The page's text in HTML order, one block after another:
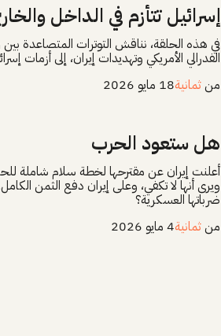
إسرائيل تتأزم في الداخل
في هذه الحلقة، نناقش التوترات المتصاعدة
الفدرالي الأمريكي وتهديدات إيران، إلى أزمات
منثمانية18 مايو 2026
هل ستعود الحرب
أعلنت إيران عن مقترحها لخطة سلام شاملة
ويرى أنها لا تكفي، وعلى إيران دفع الثمن
ضرباتها العسكرية؟
منثمانية4 مايو 2026